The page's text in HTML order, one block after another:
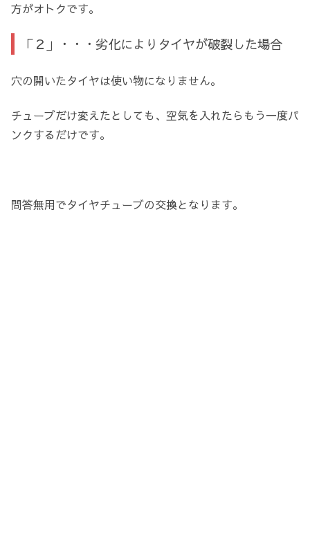
方がオトクです。
「２」・・・劣化によりタイヤが破裂した場合
穴の開いたタイヤは使い物になりません。
チューブだけ変えたとしても、空気を入れたらもう一度パ
ンクするだけです。
問答無用でタイヤチューブの交換となります。